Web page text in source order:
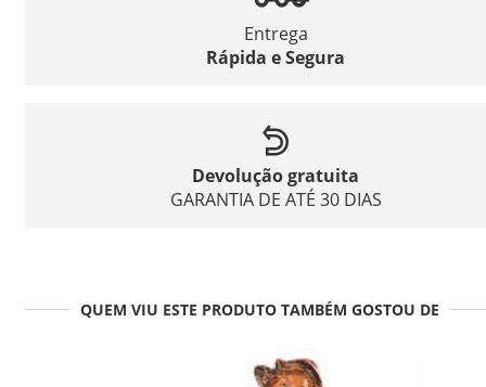
Entrega
Rápida e Segura
Devolução gratuita
GARANTIA DE ATÉ 30 DIAS
QUEM VIU ESTE PRODUTO TAMBÉM GOSTOU DE